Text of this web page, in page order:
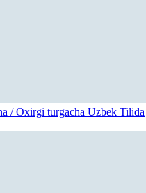
/ Oxirgi turgacha Uzbek Tilida